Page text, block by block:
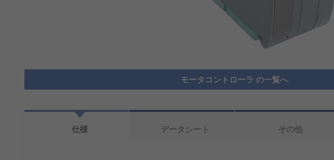
モータコントローラ の一覧へ
仕様 データシート その他